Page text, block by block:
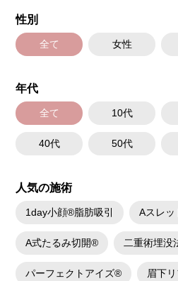
どが生じることがございます。注入箇所
は1〜2週間ほどお控えください。ボトッ
は2か月避妊して頂くようお願いします。
費用：131,800円(税込)
性別
全て 女性
年代
全て 10代
40代 50代
人気の施術
1day小顔®脂肪吸引 Aスレ
A式たるみ切開® 二重術埋没
パーフェクトアイズ® 眉下リ